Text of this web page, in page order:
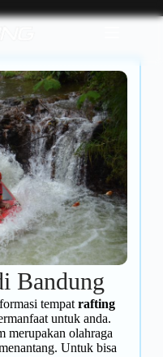
Bandung
tempat rafting
untuk anda.
merupakan olahraga
Untuk bisa